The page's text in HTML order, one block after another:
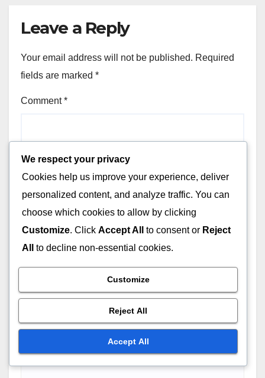
Leave a Reply
Your email address will not be published. Required
fields are marked *
Comment*
We respect your privacy
Cookies help us improve your experience, deliver
personalized content, and analyze traffic. You can
choose which cookies to allow by clicking
Customize. Click Accept All to consent or Reject
All
to decline non-essential cookies.
Customize
Reject All
Accept All